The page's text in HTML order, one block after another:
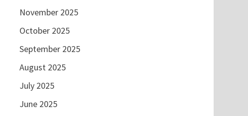
November 2025
October 2025
September 2025
August 2025
July 2025
June 2025